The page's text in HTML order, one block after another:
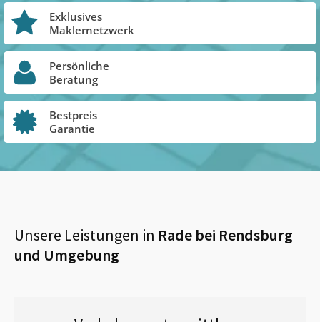
Exklusives
Maklernetzwerk
Persönliche
Beratung
Bestpreis
Garantie
Unsere Leistungen in Rade bei Rendsburg
und Umgebung